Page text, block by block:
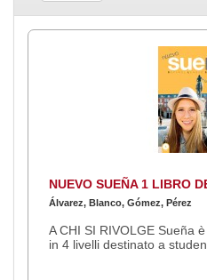
NUEVO SUEÑA 1 LIBRO
Álvarez, Blanco, Gómez, Pérez
A CHI SI RIVOLGE Sueña
in 4 livelli destinato a